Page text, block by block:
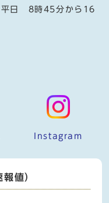
平日 8時45分から16
Instagram
値）